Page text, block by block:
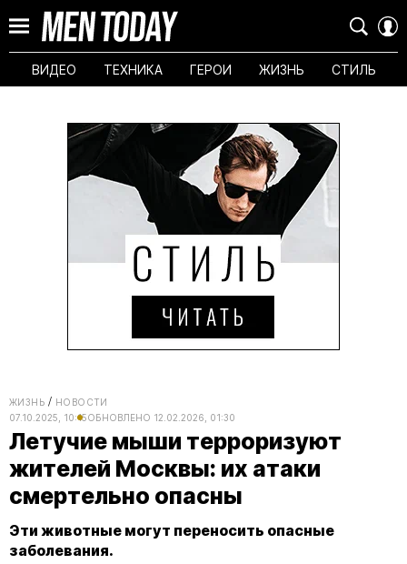
ВИДЕО ТЕХНИКА ГЕРОИ ЖИЗНЬ СТИЛЬ
ЖИЗНЬ
НОВОСТИ
07.10.2025, 10:15ОБНОВЛЕНО 12.02.2026, 01:30
Летучие мыши терроризуют
жителей Москвы: их атаки
смертельно опасны
Эти животные могут переносить опасные
заболевания.